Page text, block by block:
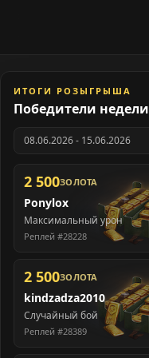
ИТОГИ РОЗЫГРЫША
Победители недели
08.06.2026 - 15.06.2026
2 500ЗОЛОТА
Ponylox
Максимальный урон
Реплей #28228
2 500ЗОЛОТА
kindzadza2010
Случайный бой
Реплей #28389